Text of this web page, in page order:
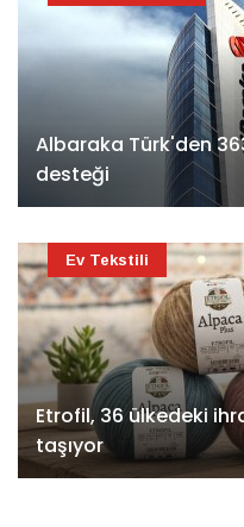
Albaraka Türk'den
desteği
Etrofil, 36 ülkedeki
taşıyor
Ev Tekstili